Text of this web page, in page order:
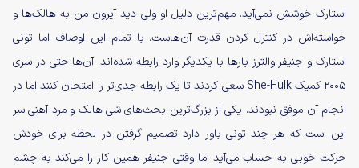
استارک خوشش نمی‌آید. مهم‌ترین دلیل او ولی دید آیرون من به هالک‌ها و
خواسته‌اش در کنترل کردن قدرت آن‌هاست. با تمام این اوصاف اما تونی
استارک و جنیفر والترز بارها با یکدیگر وارد رابطه شده‌اند. آن‌ها حتی در سری
۲۰۰۵ کمیک She-Hulk سعی کردند تا یک رابطه جدی‌تر را امتحان کنند اما در
انجام آن موفق نبودند. یکی از بزرگ‌ترین بحث‌های شی هالک و مرد آهنی سر
این است که هر چند تونی باور دارد تصمیم گرفتن در لحظه برای خودش
حرکت خوبی به حساب می‌آید اما وقتی جنیفر همین کار را می‌کند به چشم